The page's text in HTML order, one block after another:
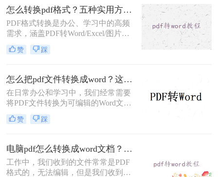
Word文档，以便进行编辑和修改。那
么如何将pdf转换成word呢？本文将介
绍三种将PDF转换成Word的实用方
法。
怎么转换pdf格式？五种实用方法全解析！
PDF格式转换是办公、学习中的高频
需求，涵盖PDF转Word/Excel/图片、
其他文件转PDF等多种场景。那么怎
么转换pdf格式呢？本文将介绍实用方
赞 踩
怎么把pdf文件转换成word？这2种方法快来试试吧！
在日常办公和学习中，我们经常需要
将PDF文件转换为可编辑的Word文
档，以便进行修改、编辑或进一步处
理。那么怎么把pdf文件转换成word
Word的高效方法，每种方法都有其独
特的优缺点和适用场景，用户可以根
据自己的需求灵活选择。
赞 踩
电脑pdf怎么转换成word文档？这2个方法可轻松解决！
工作中，我们收到的文件常常是PDF
格式的，无法编辑，但是我们收到的